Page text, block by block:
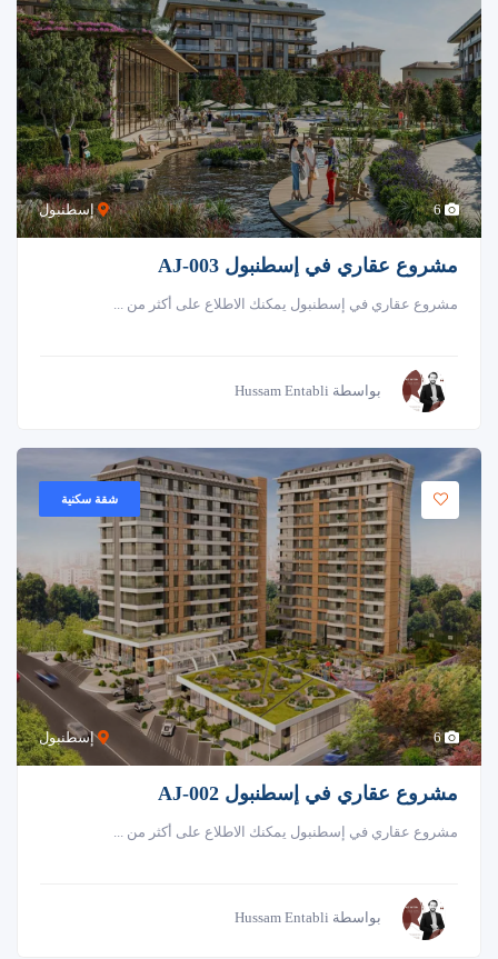
إسطنبول 6
مشروع عقاري في إسطنبول AJ-003
مشروع عقاري في إسطنبول يمكنك الاطلاع على أكثر من ...
بواسطة Hussam Entabli
إسطنبول
شقة سكنية
6
مشروع عقاري في إسطنبول AJ-002
مشروع عقاري في إسطنبول يمكنك الاطلاع على أكثر من ...
بواسطة Hussam Entabli